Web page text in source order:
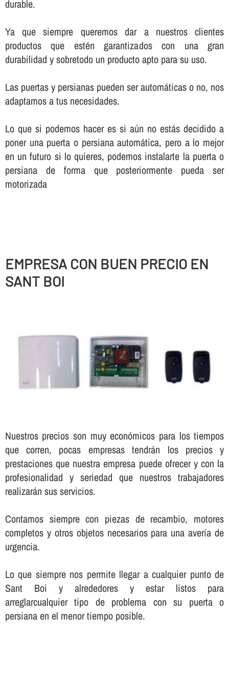
durable.
Ya que siempre queremos dar a nuestros clientes
productos que estén garantizados con una gran
durabilidad y sobretodo un producto apto para su uso.
Las puertas y persianas pueden ser automáticas o no, nos
adaptamos a tus necesidades.
Lo que si podemos hacer es si aún no estás decidido a
poner una puerta o persiana automática, pero a lo mejor
en un futuro si lo quieres, podemos instalarte la puerta o
persiana de forma que posteriormente pueda ser
motorizada
EMPRESA CON BUEN PRECIO EN
SANT BOI
Nuestros precios son muy económicos para los tiempos
que corren, pocas empresas tendrán los precios y
prestaciones que nuestra empresa puede ofrecer y con la
profesionalidad y seriedad que nuestros trabajadores
realizarán sus servicios.
Contamos siempre con piezas de recambio, motores
completos y otros objetos necesarios para una averí­a de
urgencia.
Lo que siempre nos permite llegar a cualquier punto de
Sant Boi y alrededores y estar listos para
arreglarcualquier tipo de problema con su puerta o
persiana en el menor tiempo posible.